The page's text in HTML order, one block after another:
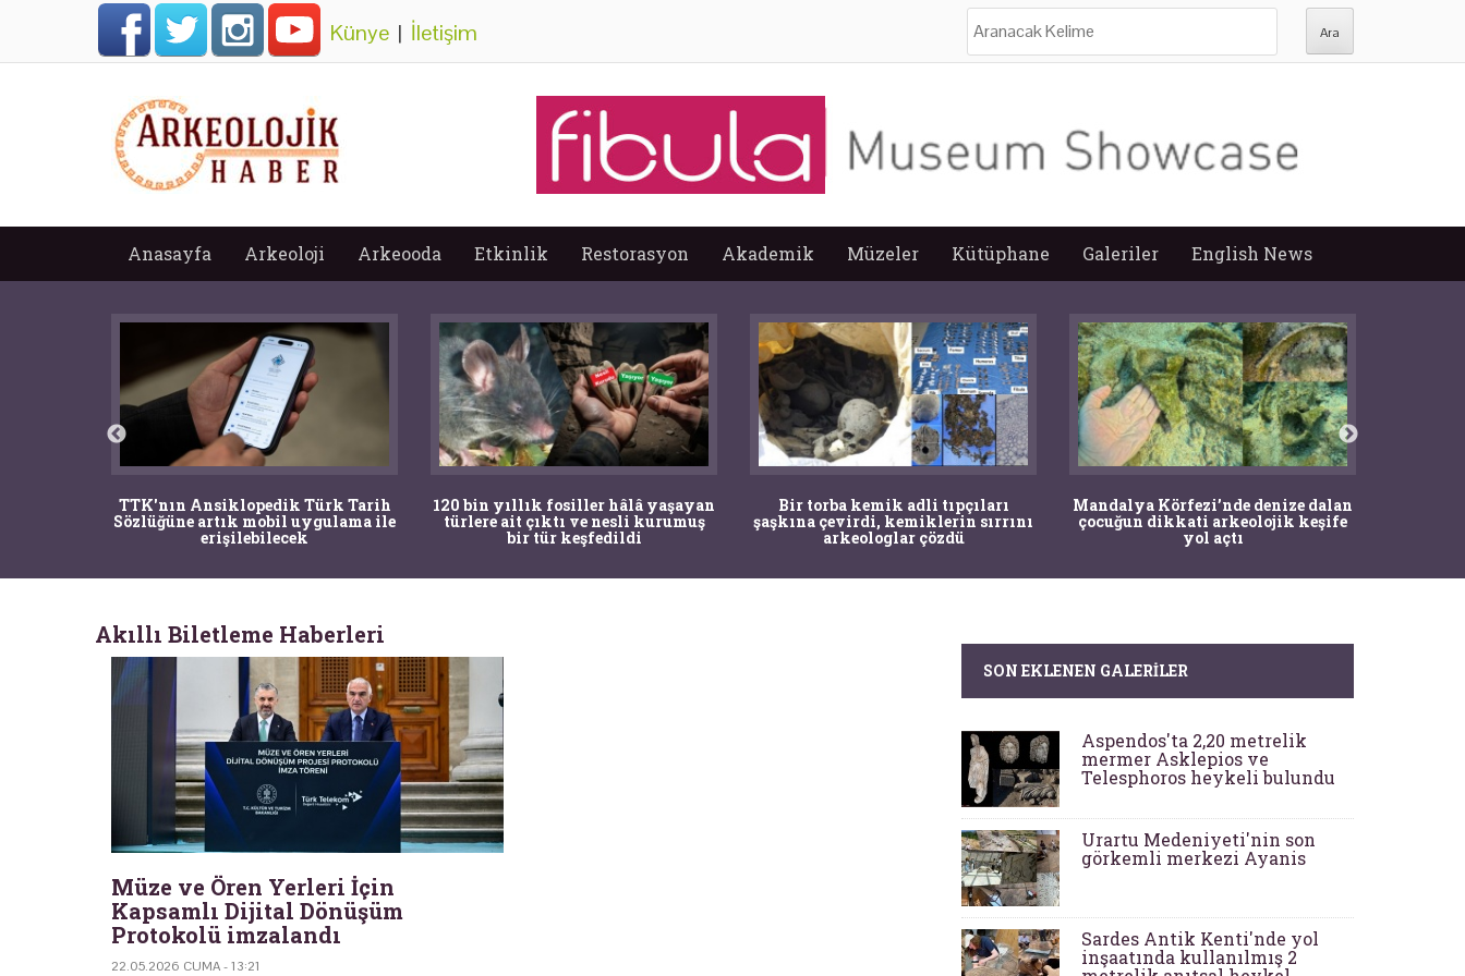
Künye | İletişim
Anasayfa Arkeoloji Arkeooda Etkinlik Restorasyon Akademik Müzeler Kütüphane Galeriler English News
TTK'nın Ansiklopedik Türk Tarih
Sözlüğüne artık mobil uygulama ile
erişilebilecek
120 bin yıllık fosiller hâlâ yaşayan
türlere ait çıktı ve nesli kurumuş
bir tür keşfedildi
Bir torba kemik adli tıpçıları
şaşkına çevirdi, kemiklerin sırrını
arkeologlar çözdü
Mandalya Körfezi’nde denize dalan
çocuğun dikkati arkeolojik keşife
yol açtı
Akıllı Biletleme Haberleri
Müze ve Ören Yerleri İçin
Kapsamlı Dijital Dönüşüm
Protokolü imzalandı
22.05.2026 CUMA - 13:21
SON EKLENEN GALERILER
Aspendos'ta 2,20 metrelik
mermer Asklepios ve
Telesphoros heykeli bulundu
Urartu Medeniyeti'nin son
görkemli merkezi Ayanis
Sardes Antik Kenti'nde yol
inşaatında kullanılmış 2